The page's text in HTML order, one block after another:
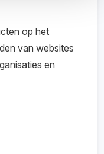
op het
van websites
en